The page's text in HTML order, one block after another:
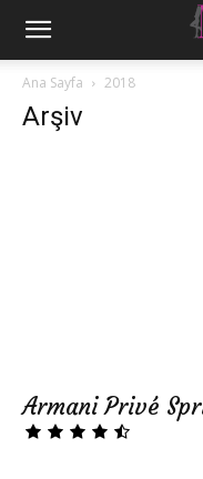
Ana Sayfa 2018
Arşiv
Armani Privé